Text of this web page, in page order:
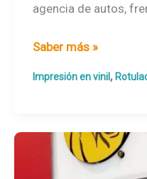
agencia de autos,
Instalación
vinil
Saber más »
Impresión en vinil,